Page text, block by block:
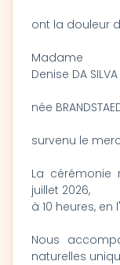
ont la douleur
Madame
Denise DA SILVA
née
survenu le
La cérémonie
juillet 2026,
à 10 heures, en
Nous
naturelles